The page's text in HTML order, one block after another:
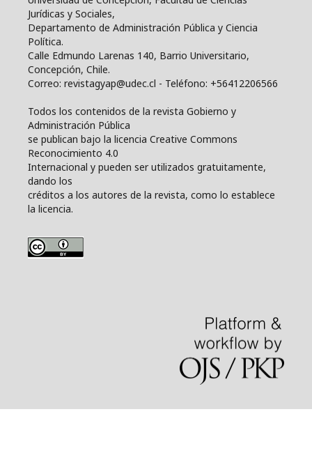
Jurídicas y Sociales,
Departamento de Administración Pública y Ciencia
Política.
Calle Edmundo Larenas 140, Barrio Universitario,
Concepción, Chile.
Correo: revistagyap@udec.cl - Teléfono: +56412206566
Todos los contenidos de la revista Gobierno y
Administración Pública
se publican bajo la licencia Creative Commons
Reconocimiento 4.0
Internacional y pueden ser utilizados gratuitamente,
dando los
créditos a los autores de la revista, como lo establece
la licencia.